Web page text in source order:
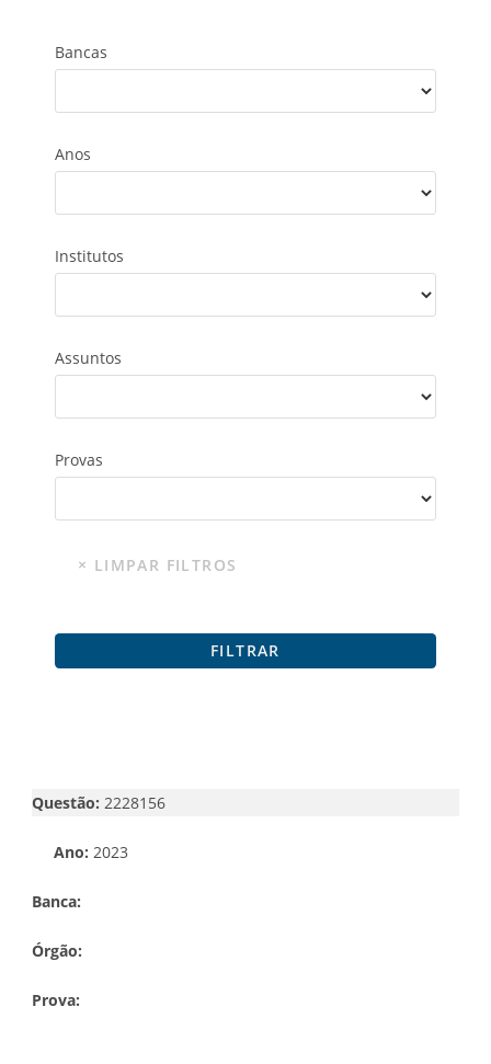
Bancas
Anos
Institutos
Assuntos
Provas
Questão: 2228156
Ano: 2023
Banca:
Órgão:
Prova: